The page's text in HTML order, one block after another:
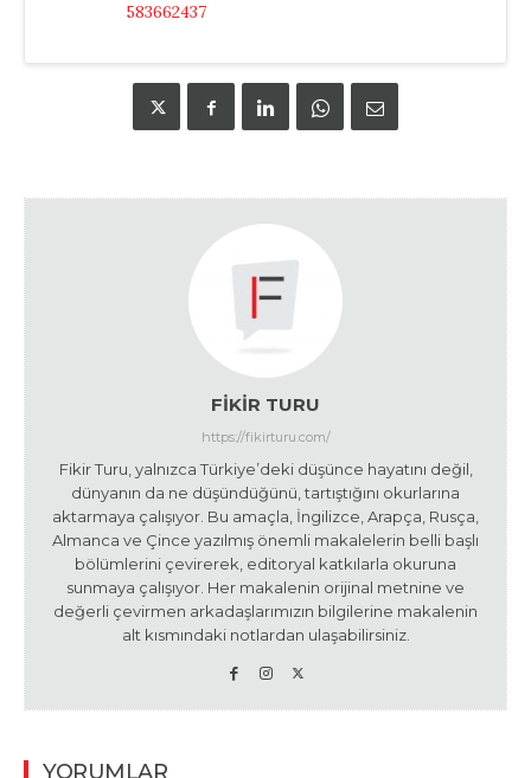
583662437
FIKIR TURU
https://fikirturu.com/
Fikir Turu, yalnızca Türkiye’deki düşünce hayatını değil,
dünyanın da ne düşündüğünü, tartıştığını okurlarına
aktarmaya çalışıyor. Bu amaçla, İngilizce, Arapça, Rusça,
Almanca ve Çince yazılmış önemli makalelerin belli başlı
bölümlerini çevirerek, editoryal katkılarla okuruna
sunmaya çalışıyor. Her makalenin orijinal metnine ve
değerli çevirmen arkadaşlarımızın bilgilerine makalenin
alt kısmındaki notlardan ulaşabilirsiniz.
YORUMLAR